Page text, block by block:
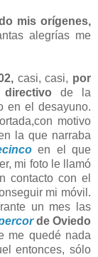
mis orígenes,
alegrías me
casi, casi, por
de la
en el desayuno.
motivo
la que narraba
en el que
mi foto le llamó
contacto con el
mi móvil.
un mes las
de Oviedo
me quedé nada
entonces, sólo